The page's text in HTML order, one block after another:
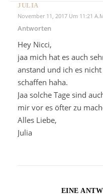
JULIA
November 11, 2017 Um 11:21
Antworten
Hey Nicci,
jaa mich hat es auch
anstand und ich es
schaffen haha.
Jaa solche Tage sind
mir vor es öfter zu
Alles Liebe,
Julia
EINE